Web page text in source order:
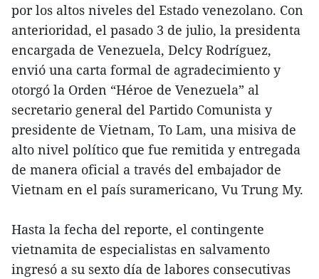
por los altos niveles del Estado venezolano. Con
anterioridad, el pasado 3 de julio, la presidenta
encargada de Venezuela, Delcy Rodríguez,
envió una carta formal de agradecimiento y
otorgó la Orden “Héroe de Venezuela” al
secretario general del Partido Comunista y
presidente de Vietnam, To Lam, una misiva de
alto nivel político que fue remitida y entregada
de manera oficial a través del embajador de
Vietnam en el país suramericano, Vu Trung My.
Hasta la fecha del reporte, el contingente
vietnamita de especialistas en salvamento
ingresó a su sexto día de labores consecutivas